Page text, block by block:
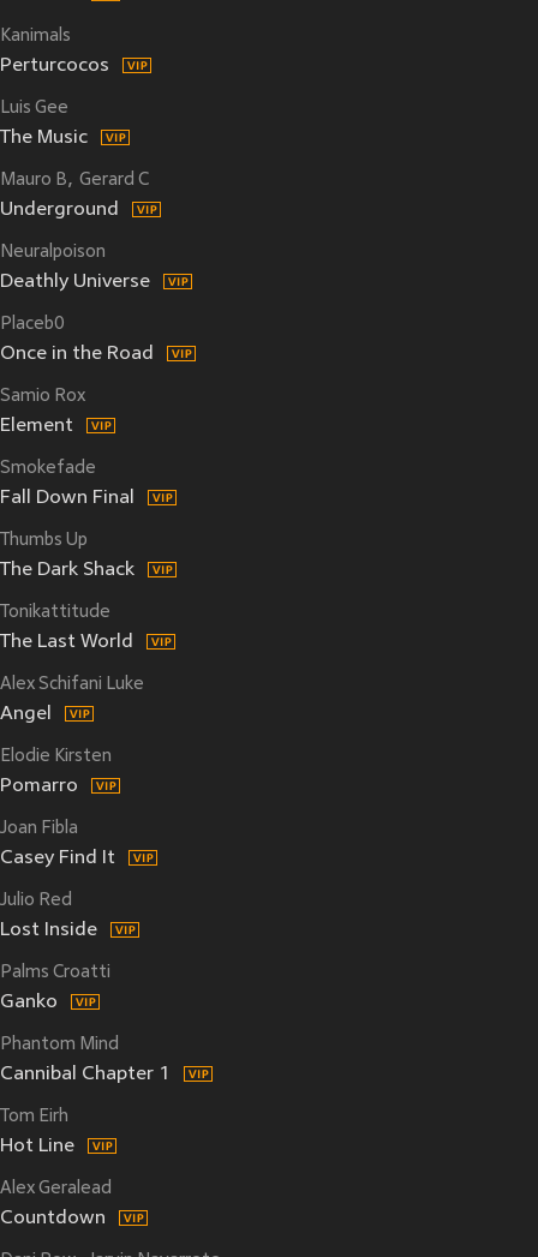
Kanimals
Perturcocos
Luis Gee
The Music
Mauro B Gerard C
Underground
Neuralpoison
Deathly Universe
Placeb0
Once in the Road
Samio Rox
Element
Smokefade
Fall Down Final
Thumbs Up
The Dark Shack
Tonikattitude
The Last World
Alex Schifani Luke
Angel
Elodie Kirsten
Pomarro
Joan Fibla
Casey Find It
Julio Red
Lost Inside
Palms Croatti
Ganko
Phantom Mind
Cannibal Chapter 1
Tom Eirh
Hot Line
Alex Geralead
Countdown